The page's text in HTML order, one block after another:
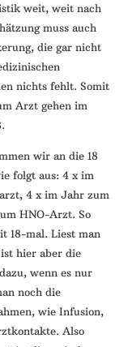
weit, weit nach
muss auch
die gar nicht
nichts fehlt. Somit
Arzt gehen im
wir an die 18
folgt aus: 4 x im
4 x im Jahr zum
HNO-Arzt. So
18-mal. Liest man
hier aber die
wenn es nur
noch die
wie Infusion,
Also